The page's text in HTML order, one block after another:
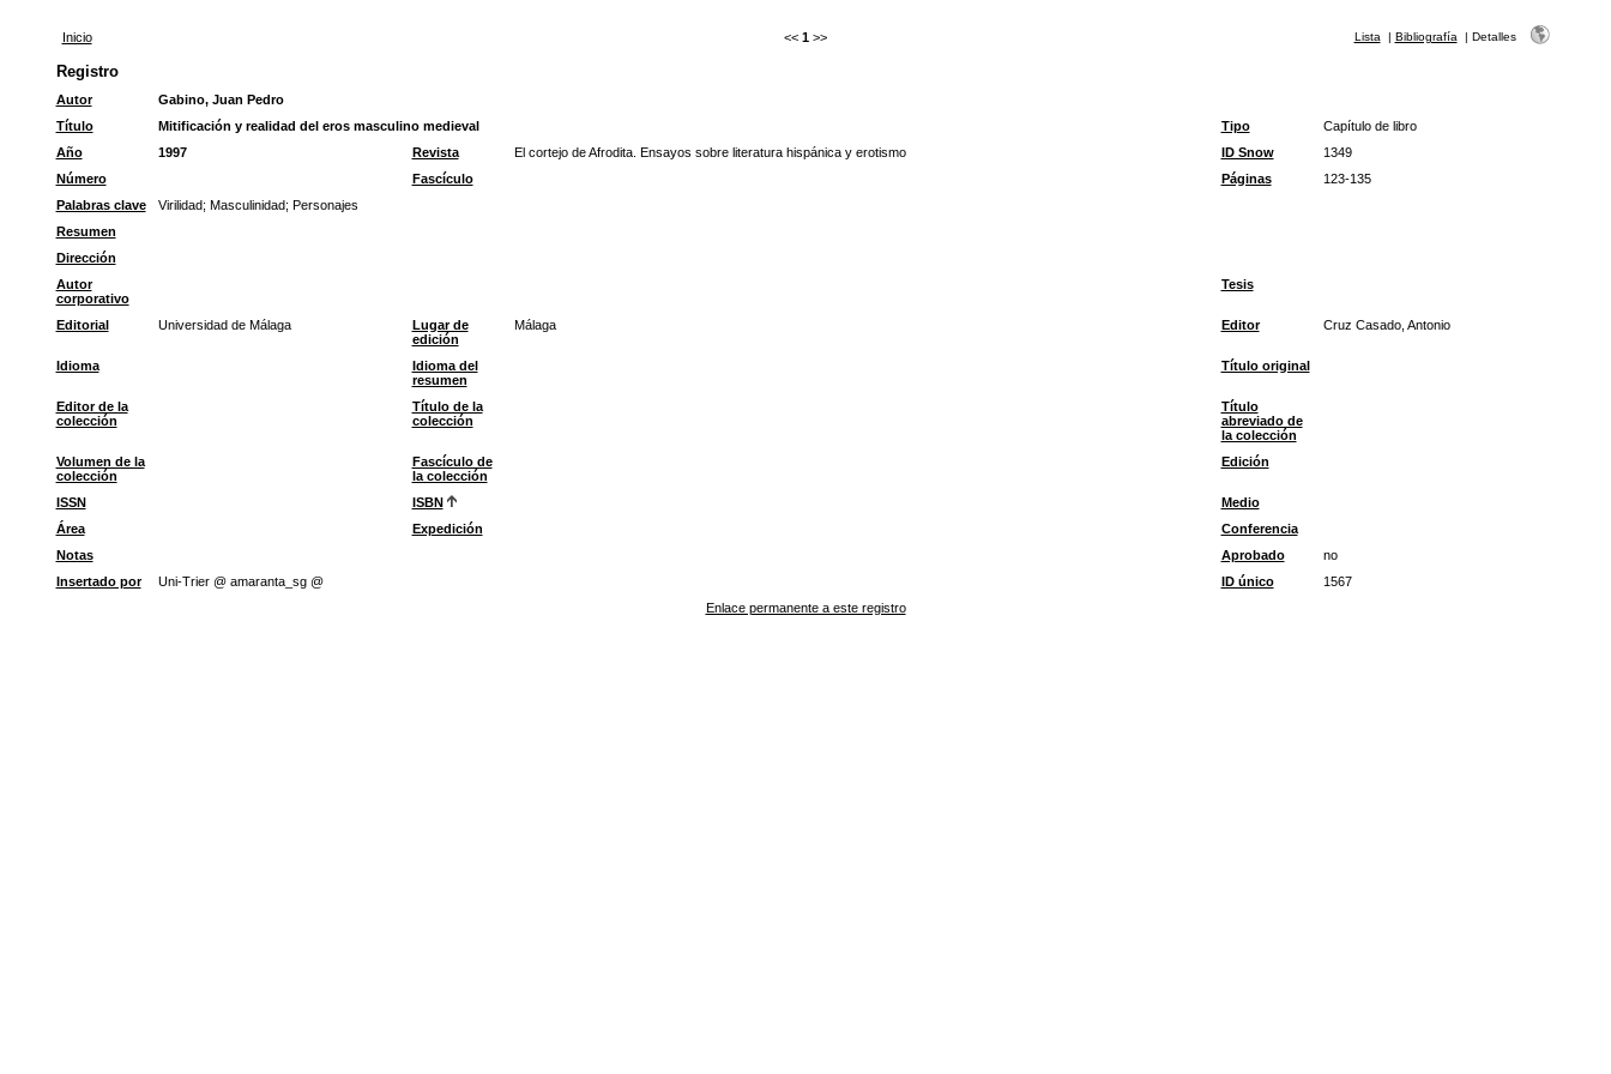
Inicio << 1 >> Lista | Bibliografía | Detalles
Registro
Autor
Gabino, Juan Pedro
Título
Mitificación y realidad del eros masculino medieval Tipo
Capítulo de libro
Año
1997 Revista El cortejo de Afrodita. Ensayos sobre literatura hispánica y erotismo ID Snow
1349
Número
Fascículo Páginas
123-135
Palabras clave
Virilidad; Masculinidad; Personajes
Resumen
Dirección
Autor
corporativo
Tesis
Editorial Universidad de Málaga
Lugar de
edición
Málaga Editor Cruz Casado, Antonio
Idioma
Idioma del
resumen
Título original
Editor de la
colección
Título de la
colección
Título
abreviado de
la colección
Volumen de la
colección
Fascículo de
la colección
Edición
ISSN ISBN
Medio
Área
Expedición
Conferencia
Notas
Aprobado
no
Insertado por
Uni-Trier @ amaranta_sg @ ID único
1567
Enlace permanente a este registro